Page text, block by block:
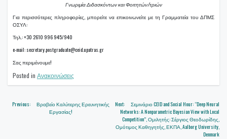
Γνωριμία Διδασκόντων και Φοιτητών/τριών
Για περισσότερες πληροφορίες, μπορείτε να επικοινωνείτε με τη Γραμματεία του ΔΠΜΣ
ΟΣΥΛ:
Τηλ.: +30 2610 996 945/940
e-mail: secretary.postgraduate@ceid.upatras.gr
Σας περιμένουμε!
Posted in Ανακοινώσεις
Πλοήγηση
Previous:
Βραβείο Καλύτερης Ερευνητικής
Εργασίας!
Next:
Σεμινάριο CEID and Social Hour: “Deep Neural
Networks: A Nonparametric Bayesian View with Local
Competition”, Ομιλητής: Σέργιος Θεοδωρίδης,
Ομότιμος Καθηγητής, ΕΚΠΑ, Aalborg University,
Denmark